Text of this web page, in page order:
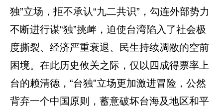
独”立场，拒不承认“九二共识”，勾连外部势力
不断进行谋“独”挑衅，迫使台湾陷入了社会极
度撕裂、经济严重衰退、民生持续凋敝的空前
困境。在此历史攸关之际，仅以四成得票率上
台的赖清德，“台独”立场更加激进冒险，公然
背弃一个中国原则，蓄意破坏台海及地区和平